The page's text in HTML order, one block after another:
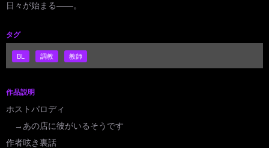
日々が始まる――。
タグ
BL 調教 教師
作品説明
ホストパロディ
→あの店に彼がいるそうです
作者呟き裏話